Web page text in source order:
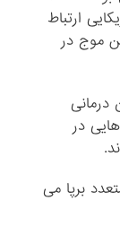
ارتباط
موج در
درمانی
در
برپا می